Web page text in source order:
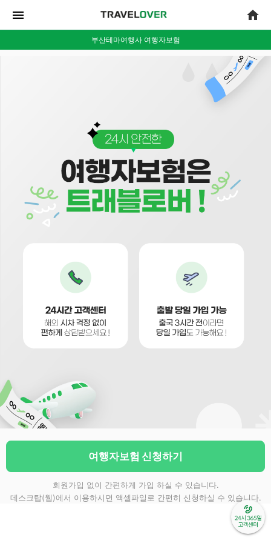
menu home
부산테마여행사 여행자보험
여행자보험 신청하기
회원가입 없이 간편하게 가입 하실 수 있습니다.
데스크탑(웹)에서 이용하시면 액셀파일로 간편히 신청하실 수 있습니다.